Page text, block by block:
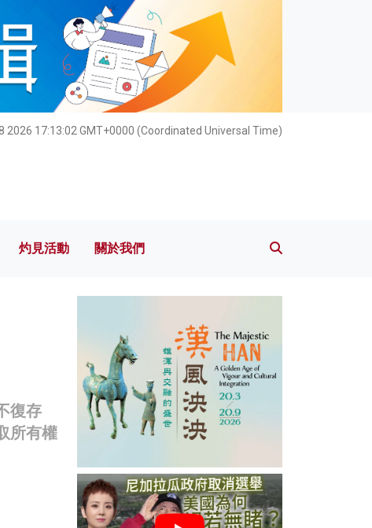
2026 17:13:04 GMT+0000 (Coordinated Universal Time)
灼見活動 關於我們
灼見活動 關於我們
復存
所有權